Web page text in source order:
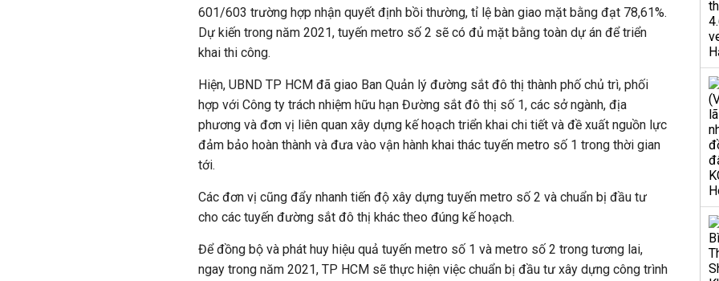
601/603 trường hợp nhận quyết định bồi thường, tỉ lệ bàn giao mặt bằng đạt 78,61%.
Dự kiến trong năm 2021, tuyến metro số 2 sẽ có đủ mặt bằng toàn dự án để triển
khai thi công.
Hiện, UBND TP HCM đã giao Ban Quản lý đường sắt đô thị thành phố chủ trì, phối
hợp với Công ty trách nhiệm hữu hạn Đường sắt đô thị số 1, các sở ngành, địa
phương và đơn vị liên quan xây dựng kế hoạch triển khai chi tiết và đề xuất nguồn lực
đảm bảo hoàn thành và đưa vào vận hành khai thác tuyến metro số 1 trong thời gian
tới.
Các đơn vị cũng đẩy nhanh tiến độ xây dựng tuyến metro số 2 và chuẩn bị đầu tư
cho các tuyến đường sắt đô thị khác theo đúng kế hoạch.
Để đồng bộ và phát huy hiệu quả tuyến metro số 1 và metro số 2 trong tương lai,
ngay trong năm 2021, TP HCM sẽ thực hiện việc chuẩn bị đầu tư xây dựng công trình